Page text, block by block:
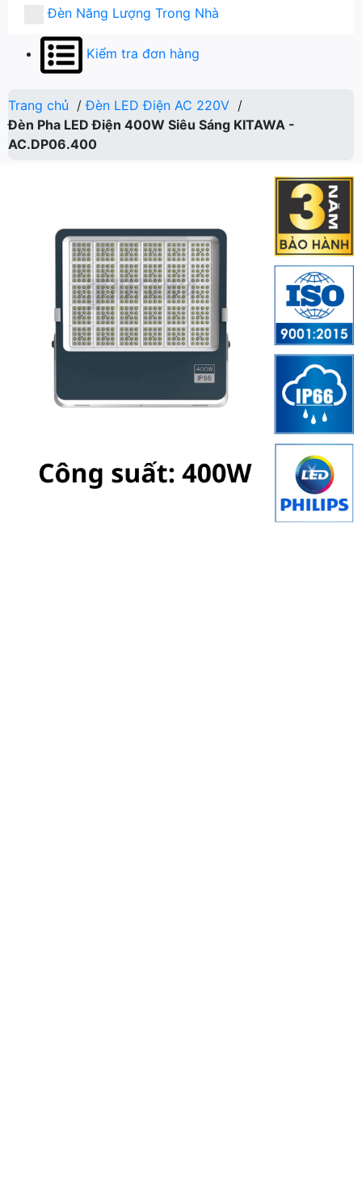
Đèn Năng Lượng Trong Nhà
Kiểm tra đơn hàng
Trang chủ /Đèn LED Điện AC 220V /
Đèn Pha LED Điện 400W Siêu Sáng KITAWA -
AC.DP06.400